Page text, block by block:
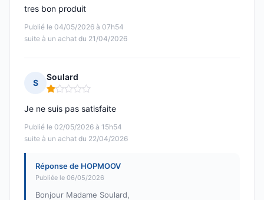
Publié le 04/05/2026 à 07h54
suite à un achat du 21/04/2026
tres bon produit
S
Soulard
Note : 1 sur 5
Publié le 02/05/2026 à 15h54
suite à un achat du 22/04/2026
Je ne suis pas satisfaite
Réponse de HOPMOOV
Publiée le 06/05/2026
Bonjour Madame Soulard,